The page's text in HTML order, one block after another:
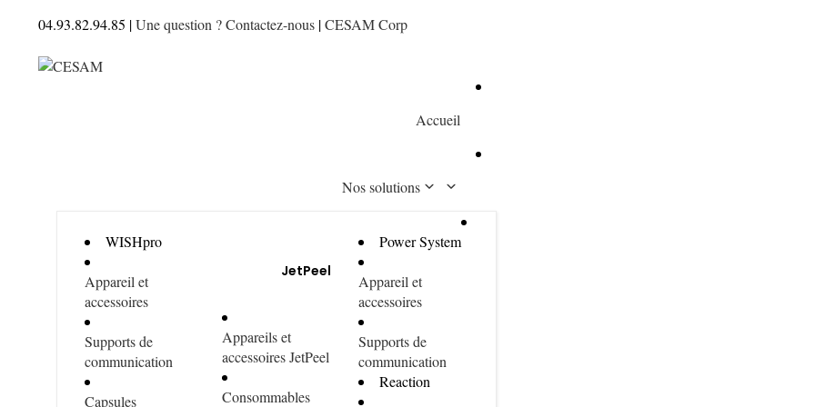
04.93.82.94.85 |Une question ? Contactez-nous|CESAM Corp
Accueil
Nos solutions
WISHpro
Appareil et
accessoires
Supports de
communication
Capsules
JetPeel
Appareils et
accessoires JetPeel
Consommables
Power System
Appareil et
accessoires
Supports de
communication
Reaction